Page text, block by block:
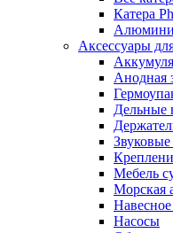
Катера
Аксессуары
Анодная
Дельные
Мебель
Морская
Насосы